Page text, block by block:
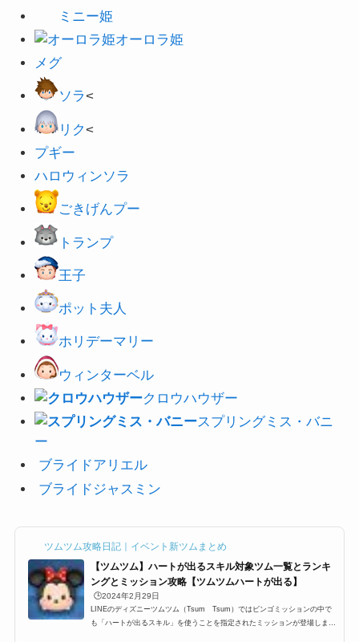
ミニー姫
オーロラ姫
メグ
ソラ<
リク<
プギー
ハロウィンソラ
ごきげんプー
トランプ
王子
ポット夫人
ホリデーマリー
ウィンターベル
クロウハウザー
スプリングミス・バニ
ー
ブライドアリエル
ブライドジャスミン
ツムツム攻略日記｜イベント新ツムまとめ
【ツムツム】ハートが出るスキル対象ツム一覧とランキ
ングとミッション攻略【ツムツムハートが出る】
🕒️2024年2月29日
LINEのディズニーツムツム（Tsum Tsum）ではビンゴミッションの中で
も「ハートが出るスキル」を使うことを指定されたミッションが登場します